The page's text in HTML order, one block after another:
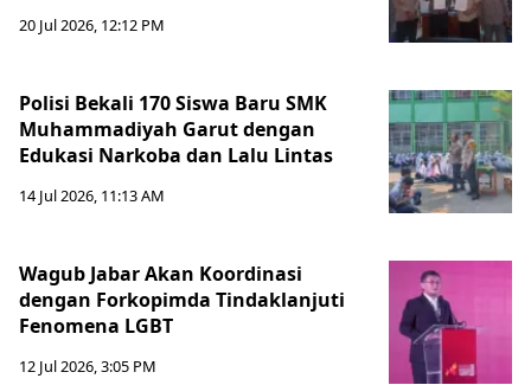
20 Jul 2026, 12:12 PM
Polisi Bekali 170 Siswa Baru SMK
Muhammadiyah Garut dengan
Edukasi Narkoba dan Lalu Lintas
14 Jul 2026, 11:13 AM
Wagub Jabar Akan Koordinasi
dengan Forkopimda Tindaklanjuti
Fenomena LGBT
12 Jul 2026, 3:05 PM